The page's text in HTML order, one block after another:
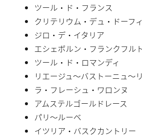
ツール・ド・フランス
クリテリウム・デュ・ドーフ
ジロ・デ・イタリア
エシェボルン・フランクフル
ツール・ド・ロマンディ
リエージュ〜バストーニュ〜
ラ・フレーシュ・ワロンヌ
アムステルゴールドレース
パリ〜ルーベ
イツリア・バスクカントリー